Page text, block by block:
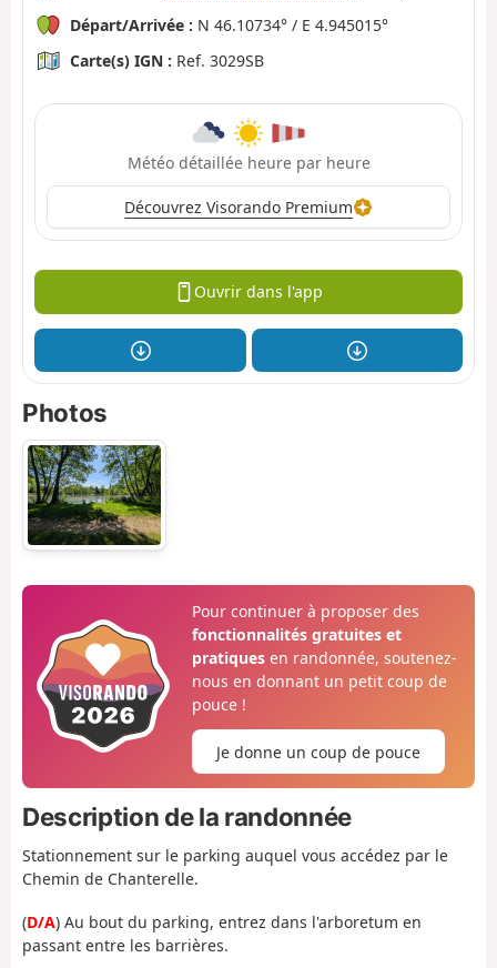
Départ/Arrivée : N 46.10734° / E 4.945015°
Carte(s) IGN : Ref. 3029SB
Météo détaillée heure par heure
Découvrez Visorando Premium
Ouvrir dans l'app
Photos
Pour continuer à proposer des
fonctionnalités gratuites et
pratiquesen randonnée, soutenez-
nous en donnant un petit coup de
pouce !
Je donne un coup de pouce
Description de la randonnée
Stationnement sur le parking auquel vous accédez par le
Chemin de Chanterelle.
(D/A) Au bout du parking, entrez dans l'arboretum en
passant entre les barrières.